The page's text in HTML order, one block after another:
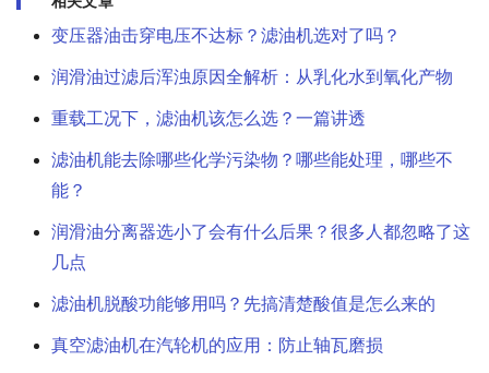
变压器油击穿电压不达标？滤油机选对了吗？
润滑油过滤后浑浊原因全解析：从乳化水到氧化产物
重载工况下，滤油机该怎么选？一篇讲透
滤油机能去除哪些化学污染物？哪些能处理，哪些不
能？
润滑油分离器选小了会有什么后果？很多人都忽略了这
几点
滤油机脱酸功能够用吗？先搞清楚酸值是怎么来的
真空滤油机在汽轮机的应用：防止轴瓦磨损